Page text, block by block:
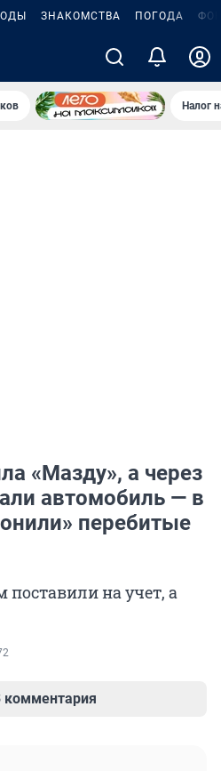
ЗНАКОМСТВА ПОГОДА
Налог
«Мазду», а через
автомобиль — в
перебитые
на учет, а
комментария